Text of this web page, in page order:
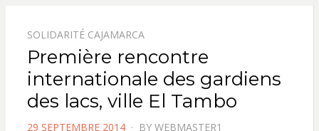
SOLIDARITÉ CAJAMARCA
Première rencontre
internationale des gardiens
des lacs, ville El Tambo
POSTED
29 SEPTEMBRE 2014 BY WEBMASTER1